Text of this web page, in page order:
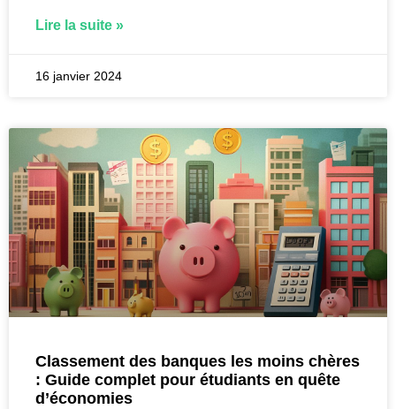
Lire la suite »
16 janvier 2024
Classement des banques les moins chères
: Guide complet pour étudiants en quête
d’économies